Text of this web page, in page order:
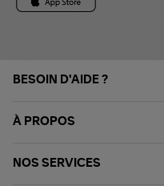
BESOIN D'AIDE ?
À PROPOS
NOS SERVICES